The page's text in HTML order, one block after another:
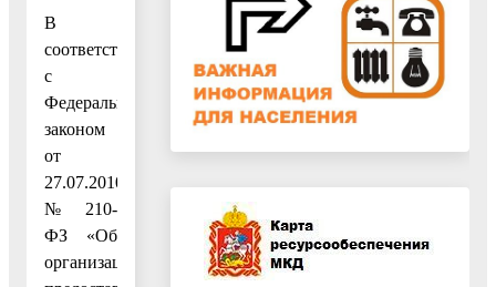
В
соответствии
с
Федеральным
законом
от
27.07.2010
№ 210-
ФЗ «Об
организации